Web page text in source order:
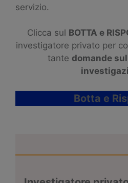
servizio.
Clicca sul BOTTA e
investigatore privato per
tante domande
Botta e